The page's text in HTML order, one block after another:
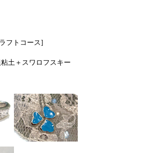
フトコース]
土＋スワロフスキー